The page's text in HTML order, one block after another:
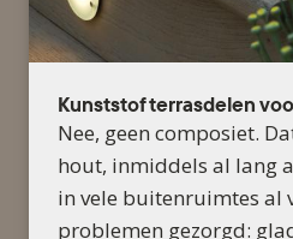
Kunststof terrasdelen
Nee, geen composiet.
hout, inmiddels al lang
in vele buitenruimtes al
problemen gezorgd: